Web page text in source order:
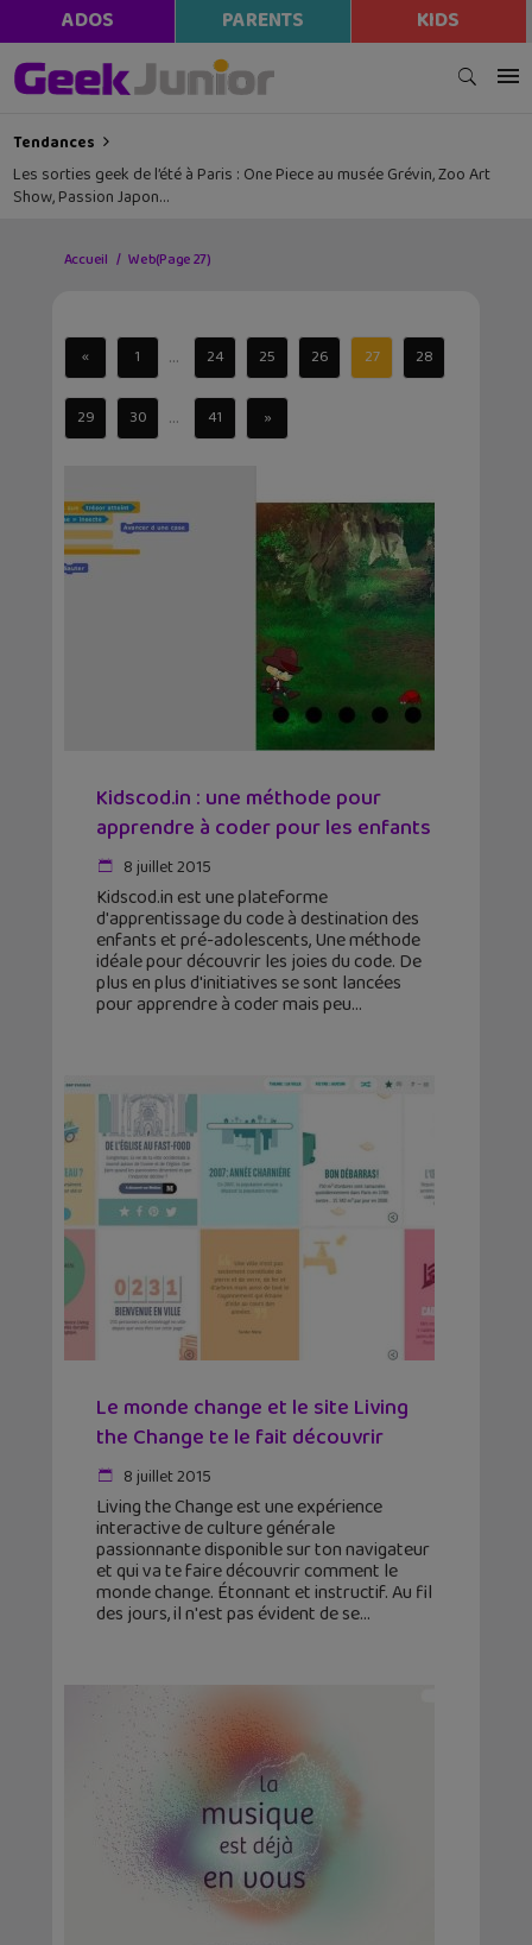
ADOS PARENTS KIDS
Tendances
Les sorties geek de l’été à Paris : One Piece au musée Grévin, Zoo Art
Show, Passion Japon…
Accueil Web(Page 27)
« 1 ... 24 25 26 27 28
29 30 ... 41 »
Kidscod.in : une méthode pour
apprendre à coder pour les enfants
8 juillet 2015
Kidscod.in est une plateforme
d'apprentissage du code à destination des
enfants et pré-adolescents, Une méthode
idéale pour découvrir les joies du code. De
plus en plus d'initiatives se sont lancées
pour apprendre à coder mais peu
Le monde change et le site Living
the Change te le fait découvrir
8 juillet 2015
Living the Change est une expérience
interactive de culture générale
passionnante disponible sur ton navigateur
et qui va te faire découvrir comment le
monde change. Étonnant et instructif. Au fil
des jours, il n'est pas évident de se